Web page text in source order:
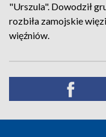
"Urszula". Dowodził
rozbiła zamojskie
więźniów.